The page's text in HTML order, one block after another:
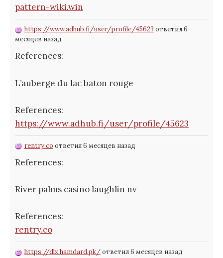
pattern-wiki.win
https://www.adhub.fi/user/profile/45623 ответил 6
месяцев назад
References:
L’auberge du lac baton rouge
References:
https://www.adhub.fi/user/profile/45623
rentry.co ответил 6 месяцев назад
References:
River palms casino laughlin nv
References:
rentry.co
https://dlx.hamdard.pk/ответил 6 месяцев назад